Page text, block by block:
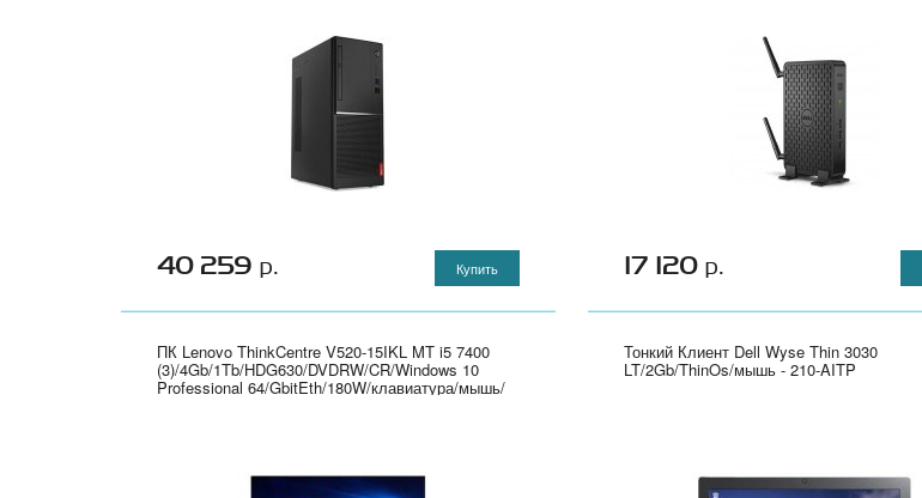
40 259 р. Купить
ПК Lenovo ThinkCentre V520-15IKL MT i5 7400
(3)/4Gb/1Tb/HDG630/DVDRW/CR/Windows 10
Professional 64/GbitEth/180W/клавиатура/мышь/
17 120р.
Тонкий Клиент Dell Wyse Thin 3030
LT/2Gb/ThinOs/мышь - 210-AITP